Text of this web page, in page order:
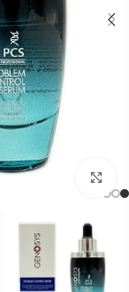
برای بزرگنمایی